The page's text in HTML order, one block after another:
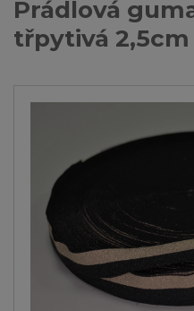
Prádlová
třpytivá 2,5cm